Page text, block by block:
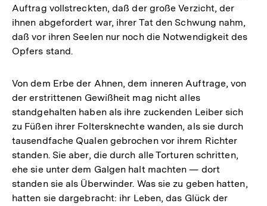
Auftrag vollstreckten, daß der große Verzicht, der
ihnen abgefordert war, ihrer Tat den Schwung nahm,
daß vor ihren Seelen nur noch die Notwendigkeit des
Opfers stand.
Von dem Erbe der Ahnen, dem inneren Auftrage, von
der erstrittenen Gewißheit mag nicht alles
standgehalten haben als ihre zuckenden Leiber sich
zu Füßen ihrer Foltersknechte wanden, als sie durch
tausendfache Qualen gebrochen vor ihrem Richter
standen. Sie aber, die durch alle Torturen schritten,
ehe sie unter dem Galgen halt machten — dort
standen sie als Überwinder. Was sie zu geben hatten,
hatten sie dargebracht: ihr Leben, das Glück der